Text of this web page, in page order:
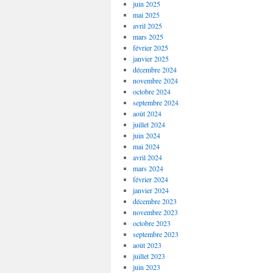
juin 2025
mai 2025
avril 2025
mars 2025
février 2025
janvier 2025
décembre 2024
novembre 2024
octobre 2024
septembre 2024
août 2024
juillet 2024
juin 2024
mai 2024
avril 2024
mars 2024
février 2024
janvier 2024
décembre 2023
novembre 2023
octobre 2023
septembre 2023
août 2023
juillet 2023
juin 2023